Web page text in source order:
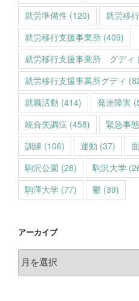
就労準備性 (120) 就労移行
就労移行支援事業所 (409)
就労移行支援事業所 グディ
就労移行支援事業所グディ
就職活動 (414) 発達障害
統合失調症 (458) 緊急事
訓練 (106) 運動 (37)
駒沢公園 (28) 駒沢大学
駒澤大学 (77) 鬱 (39)
アーカイブ
ア
ー